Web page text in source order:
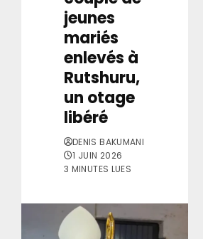
jeunes
mariés
enlevés à
Rutshuru,
un otage
libéré
DENIS BAKUMANI
1 JUIN 2026
3 MINUTES LUES